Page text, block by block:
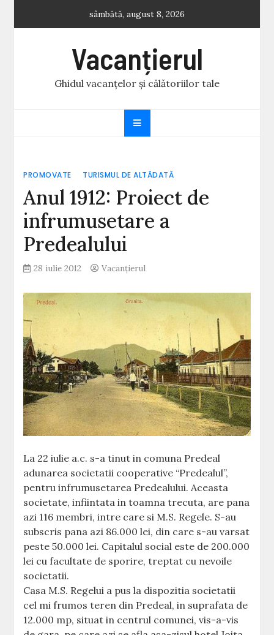
sâmbătă, august 8, 2026
Vacanțierul
Ghidul vacanțelor și călătoriilor tale
PROMOVATE TURISMUL DE ALTĂDATĂ
Anul 1912: Proiect de
infrumusetare a
Predealului
28 iulie 2012 Vacanțierul
La 22 iulie a.c. s-a tinut in comuna Predeal
adunarea societatii cooperative “Predealul”,
pentru infrumusetarea Predealului. Aceasta
societate, infiintata in toamna trecuta, are pana
azi 116 membri, intre care si M.S. Regele. S-au
subscris pana azi 86.000 lei, din care s-au varsat
peste 50.000 lei. Capitalul social este de 200.000
lei cu facultate de sporire, treptat cu nevoile
societatii.
Casa M.S. Regelui a pus la dispozitia societatii
cel mi frumos teren din Predeal, in suprafata de
12.000 mp, situat in centrul comunei, vis-a-vis